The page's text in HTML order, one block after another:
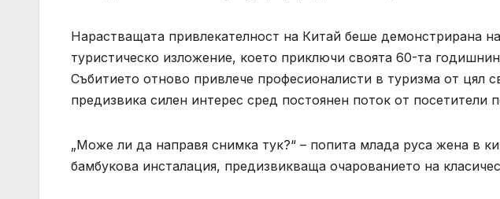
Нарастващата привлекателност на Китай беше демонстрирана
туристическо изложение, което приключи своята 60-та
Събитието отново привлече професионалисти в туризма от цял
предизвика силен интерес сред постоянен поток от посетители
„Може ли да направя снимка тук?“ – попита млада руса жена в
бамбукова инсталация, предизвикваща очарованието на